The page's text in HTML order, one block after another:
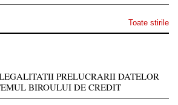
Toate stirile
PRELUCRARII DATELOR
BIROULUI DE CREDIT